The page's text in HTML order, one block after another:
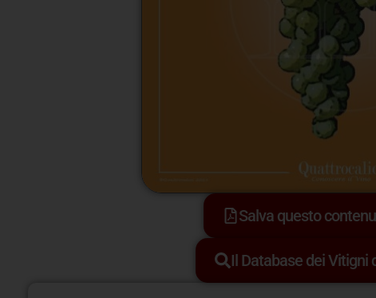
Salva questo
Il Database dei Vitigni